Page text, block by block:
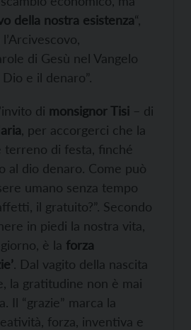
della nostra esistenza“,
di Gesù nel Vangelo
e il denaro”.
di monsignor Tisi – di
, per accorgerci che la
terreno di festa, finché
al dio denaro. Come può
umano senza tempo
il gratuito?”. Secondo
in piedi la nostra vita,
è la forza
. Dal vagito della nascita
la gratitudine non è mai
Il “grazie” marca la
forza, inventiva e